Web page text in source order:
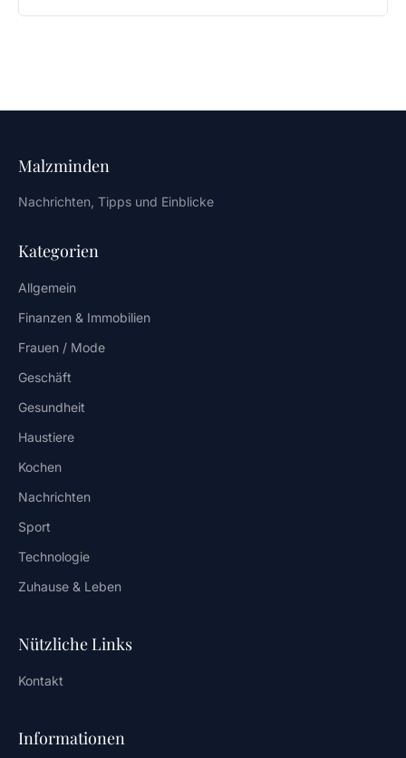
Malzminden
Nachrichten, Tipps und Einblicke
Kategorien
Allgemein
Finanzen & Immobilien
Frauen / Mode
Geschäft
Gesundheit
Haustiere
Kochen
Nachrichten
Sport
Technologie
Zuhause & Leben
Nützliche Links
Kontakt
Informationen